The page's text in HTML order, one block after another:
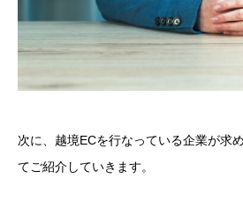
次に、越境ECを行なっている企業が求
てご紹介していきます。